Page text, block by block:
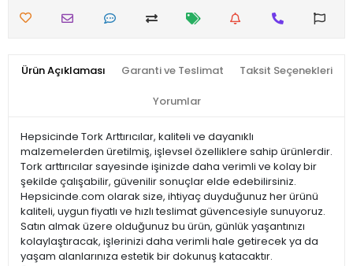
Ürün Açıklaması Garanti ve Teslimat Taksit Seçenekleri
Yorumlar
Hepsicinde Tork Arttırıcılar, kaliteli ve dayanıklı
malzemelerden üretilmiş, işlevsel özelliklere sahip ürünlerdir.
Tork arttırıcılar sayesinde işinizde daha verimli ve kolay bir
şekilde çalışabilir, güvenilir sonuçlar elde edebilirsiniz.
Hepsicinde.com olarak size, ihtiyaç duyduğunuz her ürünü
kaliteli, uygun fiyatlı ve hızlı teslimat güvencesiyle sunuyoruz.
Satın almak üzere olduğunuz bu ürün, günlük yaşantınızı
kolaylaştıracak, işlerinizi daha verimli hale getirecek ya da
yaşam alanlarınıza estetik bir dokunuş katacaktır.